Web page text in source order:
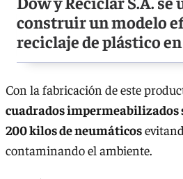
construir un modelo
reciclaje de plástico
Con la fabricación de este
cuadrados impermeabilizados
200 kilos de neumáticos
contaminando el ambiente.